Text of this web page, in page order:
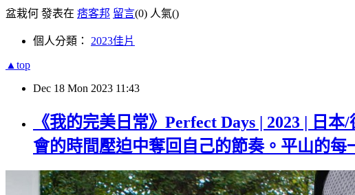
盆栽何 發表在 痞客邦 留言(0) 人氣()
個人分類： 2023佳片
▲top
Dec 18 Mon 2023 11:43
《我的完美日常》Perfect Days | 2023 | 日
會的時間壓迫中奪回自己的節奏。平山的